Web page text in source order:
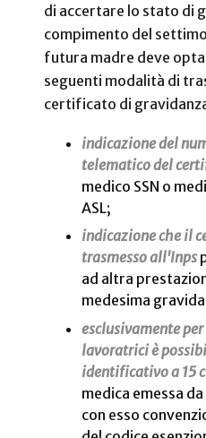
di accertare lo stato di
compimento del
futura madre deve
seguenti modalità di
certificato di
indicazione del
telematico del
medico SSN o
ASL;
indicazione che il
trasmesso all'Inps
ad altra
medesima
esclusivamente
lavoratrici è
identificativo a 15
medica emessa
con esso